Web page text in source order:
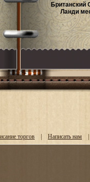
Британский
Ланди
торгов | Написать нам |